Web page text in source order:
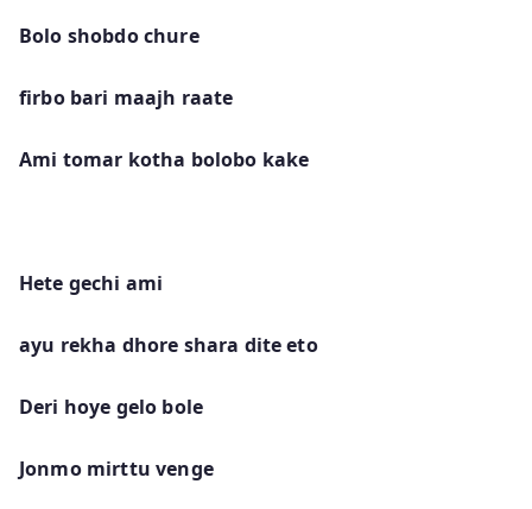
Bolo shobdo chure
firbo bari maajh raate
Ami tomar kotha bolobo kake
Hete gechi ami
ayu rekha dhore shara dite eto
Deri hoye gelo bole
Jonmo mirttu venge